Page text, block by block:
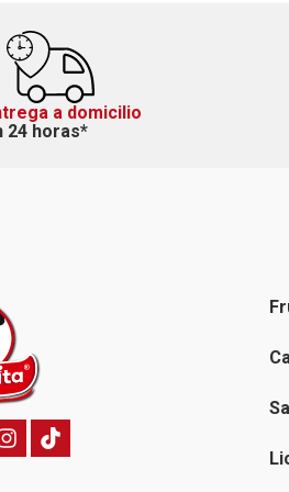
a domicilio
24 horas*
i
n
T
i